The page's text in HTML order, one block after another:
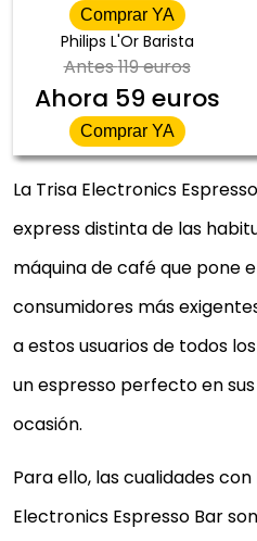
Comprar YA
Philips L'Or Barista
Antes119 euros
Ahora 59 euros
Comprar YA
La Trisa Electronics
express distinta de las
máquina de café que pone
consumidores más
a estos usuarios de todos
un espresso perfecto en
ocasión.
Para ello, las cualidades
Electronics Espresso Bar